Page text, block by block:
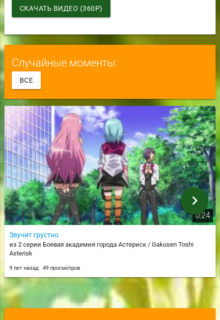
СКАЧАТЬ ВИДЕО (360P)
Случайные моменты:
ВСЕ
0:24
Звучит грустно
из 2 серии Боевая академия города Астериск / Gakusen Toshi
Asterisk
9 лет назад 49 просмотров
chevron_right